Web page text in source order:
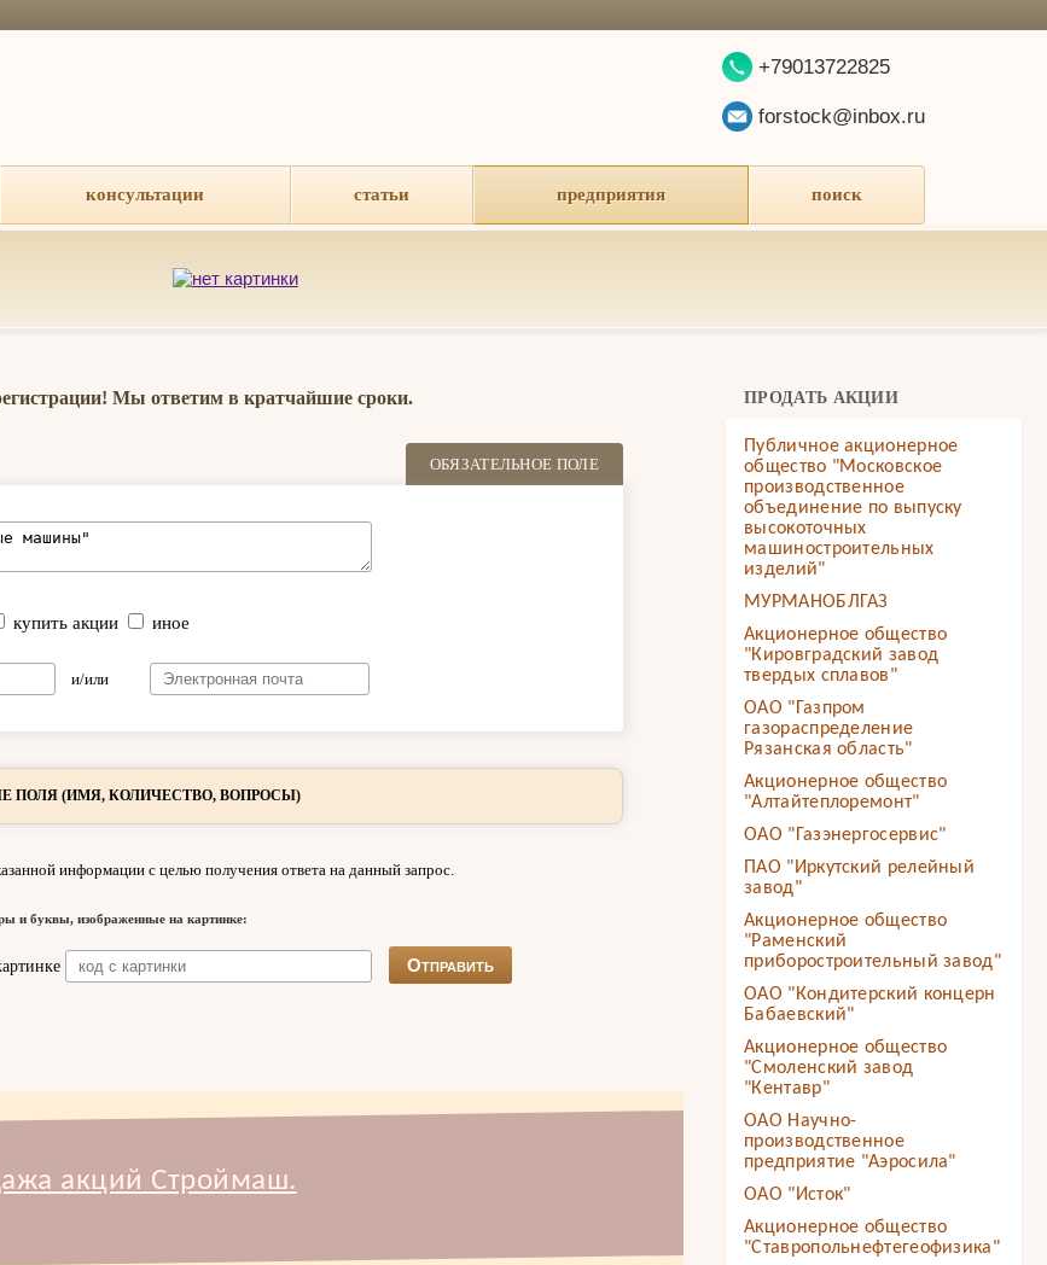
+79013722825
forstock@inbox.ru
консультации статьи предприятия поиск
Мы ответим в кратчайшие сроки.
ОБЯЗАТЕЛЬНОЕ ПОЛЕ
купить акции иное
и/или
ПОЛЯ (ИМЯ, КОЛИЧЕСТВО, ВОПРОСЫ)
информации с целью получения ответа на данный запрос.
и буквы, изображенные на картинке:
акций Строймаш.
ПРОДАТЬ АКЦИИ
Публичное акционерное
общество "Московское
производственное
объединение по выпуску
высокоточных
машиностроительных
изделий"
МУРМАНОБЛГАЗ
Акционерное общество
"Кировградский завод
твердых сплавов"
ОАО "Газпром
газораспределение
Рязанская область"
Акционерное общество
"Алтайтеплоремонт"
ОАО "Газэнергосервис"
ПАО "Иркутский релейный
завод"
Акционерное общество
"Раменский
приборостроительный завод"
ОАО "Кондитерский концерн
Бабаевский"
Акционерное общество
"Смоленский завод
"Кентавр"
ОАО Научно-
производственное
предприятие "Аэросила"
ОАО "Исток"
Акционерное общество
"Ставропольнефтегеофизика"